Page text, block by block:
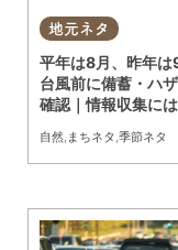
半田市,常滑市,美浜町
地元ネタ
平年は8月、昨年は
台風前に備蓄・ハ
確認｜情報収集に
自然 まちネタ ,季節ネタ